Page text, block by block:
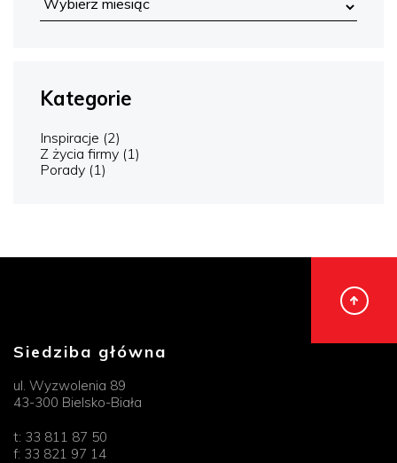
Kategorie
Inspiracje (2)
Z życia firmy (1)
Porady (1)
Siedziba główna
ul. Wyzwolenia 89
43-300 Bielsko-Biała
t: 33 811 87 50
f: 33 821 97 14